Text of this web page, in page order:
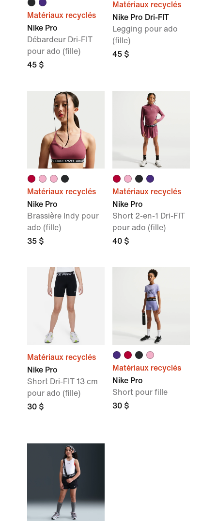
Matériaux recyclés
Nike Pro
Débardeur Dri-FIT
pour ado (fille)
45 $
Matériaux recyclés
Nike Pro Dri-FIT
Legging pour ado
(fille)
45 $
Matériaux recyclés
Nike Pro
Brassière Indy pour
ado (fille)
35 $
Matériaux recyclés
Nike Pro
Short 2-en-1 Dri-FIT
pour ado (fille)
40 $
Matériaux recyclés
Nike Pro
Short Dri-FIT 13 cm
pour ado (fille)
30 $
Matériaux recyclés
Nike Pro
Short pour fille
30 $